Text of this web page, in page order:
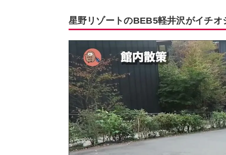
星野リゾートのBEB5軽井沢がイチオ